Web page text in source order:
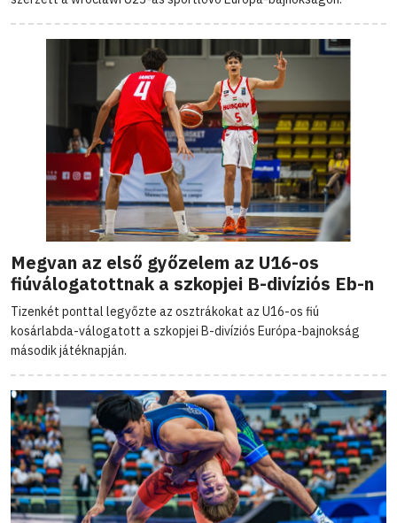
Megvan az első győzelem az U16-os
fiúválogatottnak a szkopjei B-divíziós Eb-n
Tizenkét ponttal legyőzte az osztrákokat az U16-os fiú
kosárlabda-válogatott a szkopjei B-divíziós Európa-bajnokság
második játéknapján.